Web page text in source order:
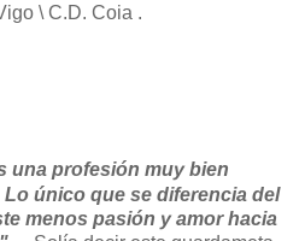
\ C.D. Coia .
una profesión muy bien
único que se diferencia del
menos pasión y amor hacia